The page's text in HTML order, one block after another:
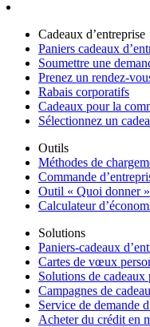
Cadeaux d’entreprise
Paniers cadeaux
Soumettre une
Prenez un rendez-
Rabais corporatifs
Cadeaux pour la
Sélectionnez un
Outils
Méthodes de
Commande
Outil « Quoi donner »
Calculateur
Solutions
Paniers-cadeaux
Cartes de vœux
Solutions de
Campagnes de
Service de demande
Acheter du crédit en